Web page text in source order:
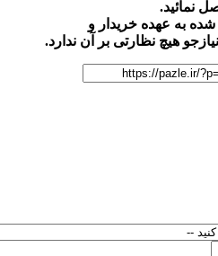
عهده خریدار و
هیچ نظارتی بر آن ندارد.